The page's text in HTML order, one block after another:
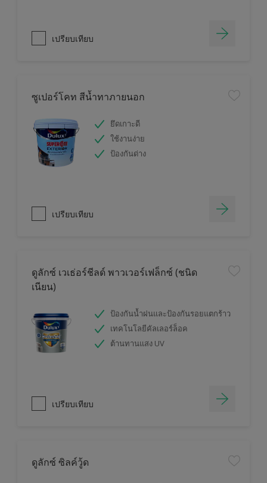
เปรียบเทียบ
ซูเปอร์โคท สีน้ำทาภายนอก
ยึดเกาะดี
ใช้งานง่าย
ป้องกันด่าง
เปรียบเทียบ
ดูลักซ์ เวเธ่อร์ชีลด์ พาวเวอร์เฟล็กซ์ (ชนิด
เนียน)
ป้องกันน้ำฝนและป้องกันรอยแตกร้าว
เทคโนโลยีคัลเลอร์ล็อค
ต้านทานแสง UV
เปรียบเทียบ
ดูลักซ์ ซิลค์วู้ด